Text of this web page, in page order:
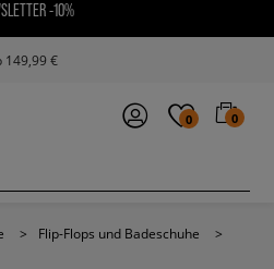
-10%
149,99 €
0 0
> Flip-Flops und Badeschuhe
>